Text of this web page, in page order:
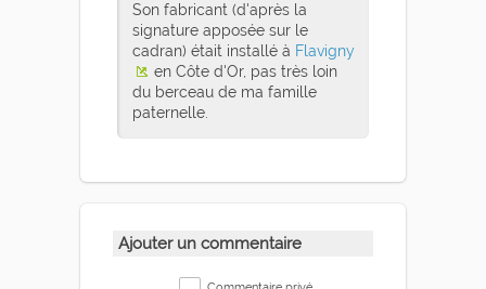
Son fabricant (d'après la
signature apposée sur le
cadran) était installé à Flavigny
en Côte d'Or, pas très loin
du berceau de ma famille
paternelle.
Ajouter un commentaire